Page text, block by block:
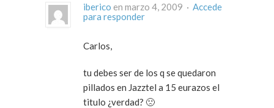
iberico en marzo 4, 2009 · Accede
para responder
Carlos,
tu debes ser de los q se quedaron
pillados en Jazztel a 15 eurazos el
titulo ¿verdad? 🙁